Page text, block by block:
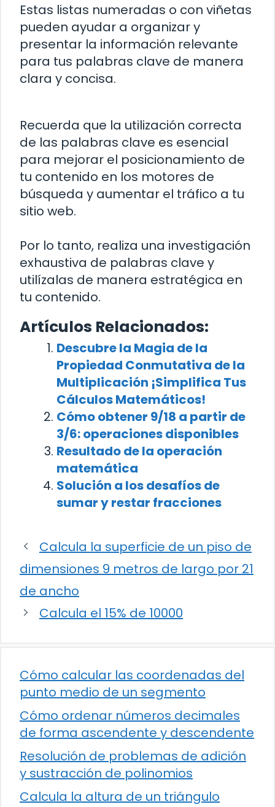
Estas listas numeradas o con viñetas
pueden ayudar a organizar y
presentar la información relevante
para tus palabras clave de manera
clara y concisa.
Recuerda que la utilización correcta
de las palabras clave es esencial
para mejorar el posicionamiento de
tu contenido en los motores de
búsqueda y aumentar el tráfico a tu
sitio web.
Por lo tanto, realiza una investigación
exhaustiva de palabras clave y
utilízalas de manera estratégica en
tu contenido.
Artículos Relacionados:
Descubre la Magia de la
Propiedad Conmutativa de la
Multiplicación ¡Simplifica Tus
Cálculos Matemáticos!
Cómo obtener 9/18 a partir de
3/6: operaciones disponibles
Resultado de la operación
matemática
Solución a los desafíos de
sumar y restar fracciones
Calcula la superficie de un piso de
dimensiones 9 metros de largo por 21
de ancho
Calcula el 15% de 10000
Cómo calcular las coordenadas del
punto medio de un segmento
Cómo ordenar números decimales
de forma ascendente y descendente
Resolución de problemas de adición
y sustracción de polinomios
Calcula la altura de un triángulo